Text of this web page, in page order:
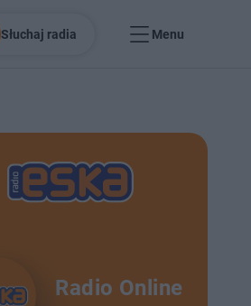
Słuchaj radia Menu
Radio Online